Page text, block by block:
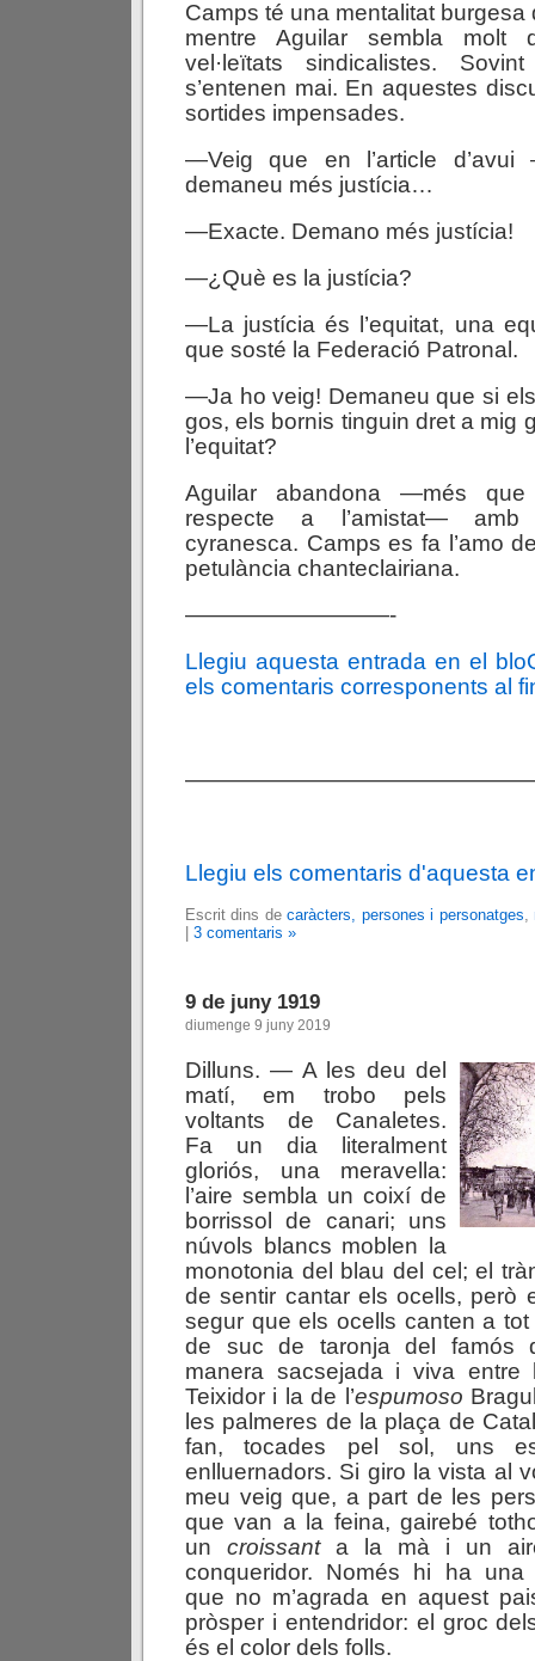
Camps té una mentalitat burgesa
mentre Aguilar sembla
vel·leïtats sindicalistes.
s’entenen mai. En aquestes
sortides impensades.
—Veig que en l’article
demaneu més justícia…
—Exacte. Demano més justícia!
—¿Què es la justícia?
—La justícia és l’equitat, una
que sosté la Federació Patronal.
—Ja ho veig! Demaneu que si
gos, els bornis tinguin dret a mig
l’equitat?
Aguilar abandona —més
respecte a l’amistat— amb
cyranesca. Camps es fa l’amo
petulància chanteclairiana.
—————————-
Llegiu aquesta entrada en el
els comentaris corresponents al
Llegiu els comentaris d'aquesta
Escrit dins decaràcters, persones i personatges,
3 comentaris »
9 de juny 1919
diumenge 9 juny 2019
Dilluns. — A les deu del
matí, em trobo pels
voltants de Canaletes.
Fa un dia literalment
gloriós, una meravella:
l’aire sembla un coixí de
borrissol de canari; uns
núvols blancs moblen la
monotonia del blau del cel; el
de sentir cantar els ocells, però
segur que els ocells canten a
de suc de taronja del famós
manera sacsejada i viva entre
Teixidor i la de l’espumoso
les palmeres de la plaça de
fan, tocades pel sol, uns
enlluernadors. Si giro la vista al
meu veig que, a part de les
que van a la feina, gairebé
un croissanta la mà i un
conqueridor. Només hi ha una
que no m’agrada en aquest
pròsper i entendridor: el groc
és el color dels folls.